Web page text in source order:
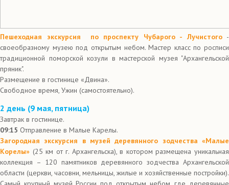
Пешеходная экскурсия по проспекту Чубарого - Лучистого-
своеобразному музею под открытым небом. Мастер класс по росписи
традиционной поморской козули в мастерской музея "Архангельской
пряник".
Размещение в гостинице «Двина».
Свободное время, Ужин (самостоятельно).
2 день (9 мая, пятница)
Завтрак в гостинице.
09:15 Отправление в Малые Карелы.
Загородная экскурсия в музей деревянного зодчества «Малые
Корелы» (25 км от г. Архангельска), в котором размещена уникальная
коллекция – 120 памятников деревянного зодчества Архангельской
области (церкви, часовни, мельницы, жилые и хозяйственные постройки).